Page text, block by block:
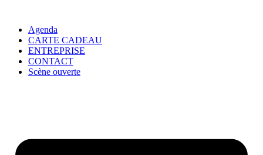
Agenda
CARTE CADEAU
ENTREPRISE
CONTACT
Scène ouverte